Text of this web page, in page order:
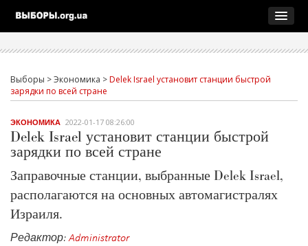
Выборы >Экономика >Delek Israel установит станции быстрой
зарядки по всей стране
ЭКОНОМИКА 2022-01-17 08:26:00
Delek Israel установит станции быстрой
зарядки по всей стране
Заправочные станции, выбранные Delek Israel,
располагаются на основных автомагистралях
Израиля.
Редактор:Administrator